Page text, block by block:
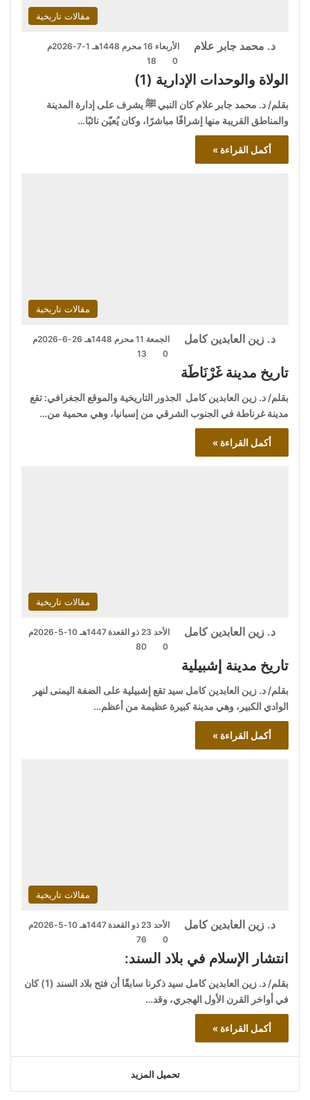
مقالات تاريخية
د. محمد جابر علام
الأربعاء 16 محرم 1448هـ 1-7-2026م
0
18
الولاة والوحدات الإدارية (1)
بقلم/ د. محمد جابر علام كان النبي ﷺ يشرف على إدارة المدينة
والمناطق القريبة منها إشرافًا مباشرًا، وكان يُعيّن نائبًا…
أكمل القراءة »
مقالات تاريخية
د. زين العابدين كامل
الجمعة 11 محرم 1448هـ 26-6-2026م
0
13
تاريخ مدينة غَرْنَاطَة
بقلم/ د. زين العابدين كامل الجذور التاريخية والموقع الجغرافي: تقع
مدينة غرناطة في الجنوب الشرقي من إسبانيا، وهي محمية من…
أكمل القراءة »
مقالات تاريخية
د. زين العابدين كامل
الأحد 23 ذو القعدة 1447هـ 10-5-2026م
0
80
تاريخ مدينة إشبيلية
بقلم/ د. زين العابدين كامل سيد تقع إشبيلية على الضفة اليمنى لنهر
الوادي الكبير، وهي مدينة كبيرة عظيمة من أعظم…
أكمل القراءة »
مقالات تاريخية
د. زين العابدين كامل
الأحد 23 ذو القعدة 1447هـ 10-5-2026م
0
76
انتشار الإسلام في بلاد السند:
بقلم/ د. زين العابدين كامل سيد ذكرنا سابقًا أن فتح بلاد السند (1) كان
في أواخر القرن الأول الهجري، وقد…
أكمل القراءة »
تحميل المزيد